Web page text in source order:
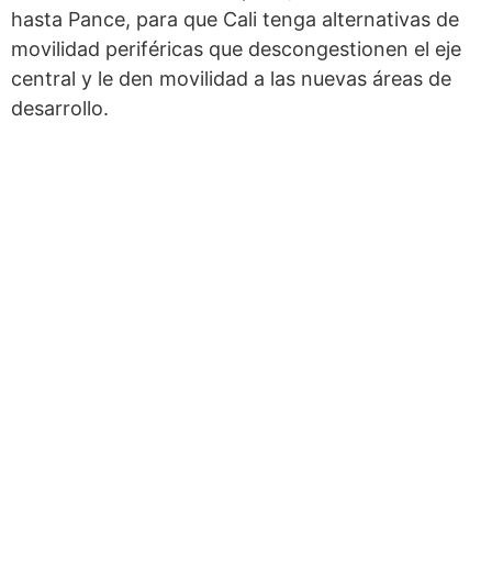
hasta Pance, para que Cali tenga alternativas de
movilidad periféricas que descongestionen el eje
central y le den movilidad a las nuevas áreas de
desarrollo.